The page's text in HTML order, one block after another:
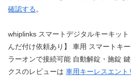
確認する。
whiplinks スマートデジタルキーキッ
んだ付け依頼あり】 車用 スマートキ
ラーオンで接続可能 自動解錠・施錠
クスのレビューは 車用キーレスエント